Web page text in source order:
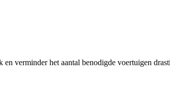
verminder het aantal benodigde voertuigen